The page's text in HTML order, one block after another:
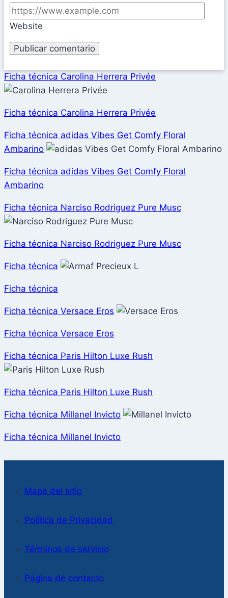
Website
Ficha técnica Carolina Herrera Privée
Ficha técnica Carolina Herrera Privée
Ficha técnica adidas Vibes Get Comfy Floral
Ambarino
Ficha técnica adidas Vibes Get Comfy Floral
Ambarino
Ficha técnica Narciso Rodriguez Pure Musc
Ficha técnica Narciso Rodriguez Pure Musc
Ficha técnica
Ficha técnica
Ficha técnica Versace Eros
Ficha técnica Versace Eros
Ficha técnica Paris Hilton Luxe Rush
Ficha técnica Paris Hilton Luxe Rush
Ficha técnica Millanel Invicto
Ficha técnica Millanel Invicto
Mapa del sitio
Política de Privacidad
Términos de servicio
Página de contacto